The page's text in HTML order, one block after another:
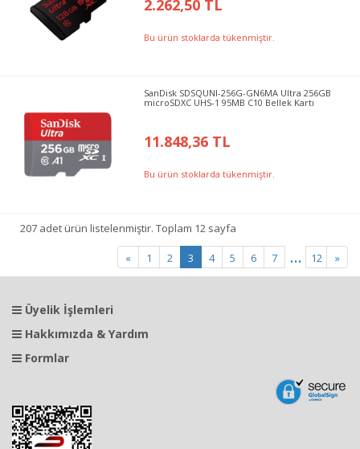
2.262,50 TL
Bu ürün stoklarda tükenmiştir.
SanDisk SDSQUNI-256G-GN6MA Ultra 256GB
microSDXC UHS-1 95MB C10 Bellek Kartı
11.848,36 TL
Bu ürün stoklarda tükenmiştir.
207 adet ürün listelenmiştir. Toplam 12 sayfa
« 1 2 3 4 5 6 7 ... 12 »
Üyelik İşlemleri
Hakkımızda & Yardım
Formlar